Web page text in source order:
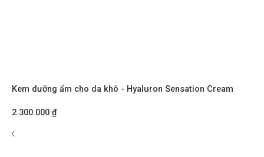
Kem dưỡng ẩm cho da khô - Hyaluron Sensation Cream
2.300.000 ₫